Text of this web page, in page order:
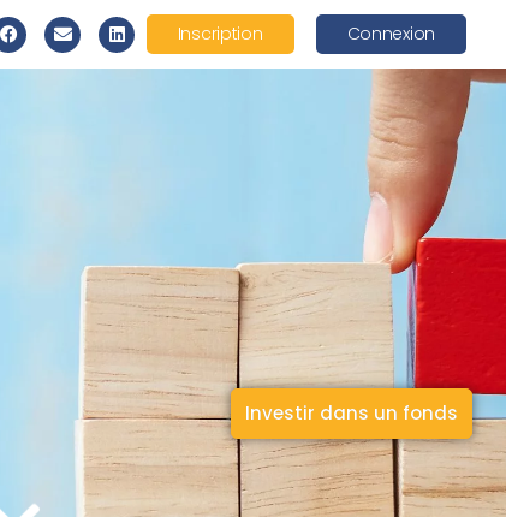
Inscription Connexion
Investir dans un fonds